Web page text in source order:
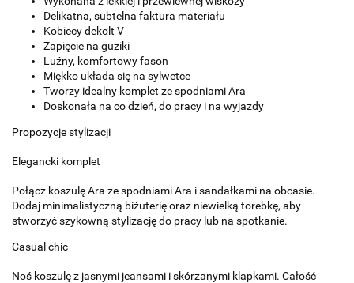
Delikatna, subtelna faktura materiału
Kobiecy dekolt V
Zapięcie na guziki
Luźny, komfortowy fason
Miękko układa się na sylwetce
Tworzy idealny komplet ze spodniami Ara
Doskonała na co dzień, do pracy i na wyjazdy
Propozycje stylizacji
Elegancki komplet
Połącz koszulę Ara ze spodniami Ara i sandałkami na obcasie.
Dodaj minimalistyczną biżuterię oraz niewielką torebkę, aby
stworzyć szykowną stylizację do pracy lub na spotkanie.
Casual chic
Noś koszulę z jasnymi jeansami i skórzanymi klapkami. Całość